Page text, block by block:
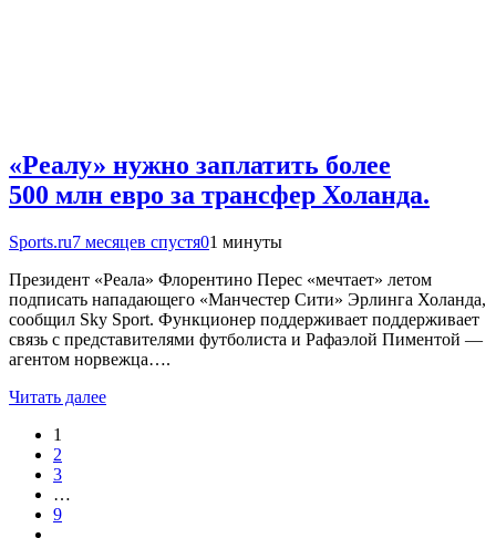
«Реалу» нужно заплатить более
500 млн евро за трансфер Холанда.
Sports.ru7 месяцев спустя01 минуты
Президент «Реала» Флорентино Перес «мечтает» летом
подписать нападающего «Манчестер Сити» Эрлинга Холанда,
сообщил Sky Sport. Функционер поддерживает поддерживает
связь с представителями футболиста и Рафаэлой Пиментой —
агентом норвежца….
Читать далее
1
2
3
…
9